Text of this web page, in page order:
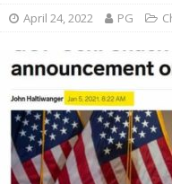
April 24, 2022 PG